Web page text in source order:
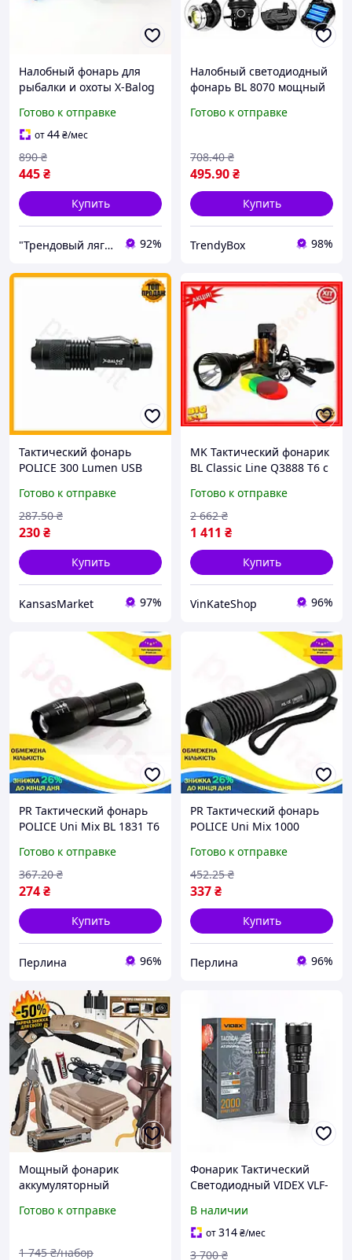
Налобный фонарь для
рыбалки и охоты X-Balog
тактический фонарик в
поход с зумом и з/у
Готово к отправке
от44₴/мес
445₴
890 ₴
Купить
"Трендовый лягушонок" - интернет-магазин тактического военного снаряжения | Собственное производство 92%
Налобный светодиодный
фонарь BL 8070 мощный
для охоты рыбалки и
Готово к отправке
495.90₴
708.40 ₴
Купить
TrendyBox 98%
Тактический фонарь
POLICE 300 Lumen USB
охоты и рыбалки
светодиодный фонарь
Готово к отправке
230₴
287.50 ₴
Купить
KansasMarket 97%
MK Тактический фонарик
BL Classic Line Q3888 T6 с
для охоты и рыбалки
мощный свет PAP10\W
Готово к отправке
1 411 ₴
2 662 ₴
Купить
VinKateShop 96%
PR Тактический фонарь
POLICE Uni Mix BL 1831 T6
мощный фонарик для
охоты и рыбалки с
Per33/R
Готово к отправке
274₴
367.20 ₴
Купить
Перлина 96%
PR Тактический фонарь
POLICE Uni Mix 1000
для охоты и активного
отдыха ручной фон
Per33/R
Готово к отправке
337₴
452.25 ₴
Купить
Перлина 96%
Мощный фонарик
аккумуляторный
режимами работы IPX4
и зарядкой через USB для
Готово к отправке
1 745 ₴/набор
Фонарик Тактический
Светодиодный VIDEX VLF-
Мощный для Охоты
Службы и Самообороны
В наличии
от314₴/мес
3 700 ₴